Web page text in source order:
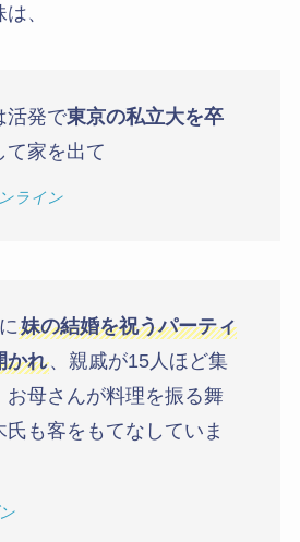
、
活発で東京の私立大を卒
て家を出て
ライン
妹の結婚を祝うパーティ
かれ、親戚が15人ほど集
お母さんが料理を振る舞
氏も客をもてなしていま